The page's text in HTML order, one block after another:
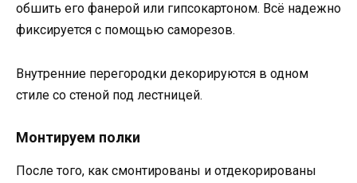
обшить его фанерой или гипсокартоном. Всё надежно
фиксируется с помощью саморезов.
Внутренние перегородки декорируются в одном
стиле со стеной под лестницей.
Монтируем полки
После того, как смонтированы и отдекорированы